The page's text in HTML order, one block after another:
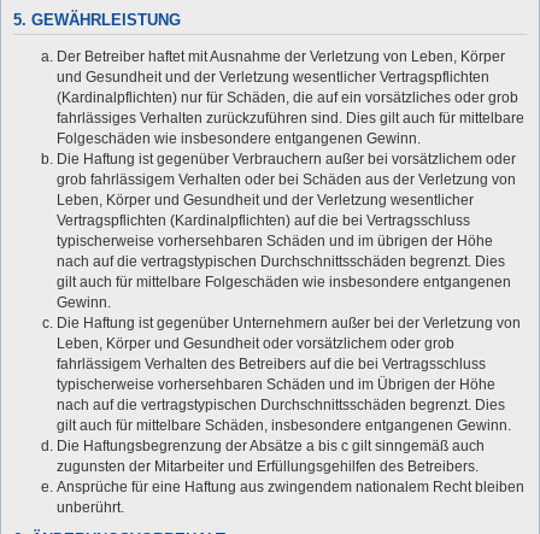
5. GEWÄHRLEISTUNG
Der Betreiber haftet mit Ausnahme der Verletzung von Leben, Körper
und Gesundheit und der Verletzung wesentlicher Vertragspflichten
(Kardinalpflichten) nur für Schäden, die auf ein vorsätzliches oder grob
fahrlässiges Verhalten zurückzuführen sind. Dies gilt auch für mittelbare
Folgeschäden wie insbesondere entgangenen Gewinn.
Die Haftung ist gegenüber Verbrauchern außer bei vorsätzlichem oder
grob fahrlässigem Verhalten oder bei Schäden aus der Verletzung von
Leben, Körper und Gesundheit und der Verletzung wesentlicher
Vertragspflichten (Kardinalpflichten) auf die bei Vertragsschluss
typischerweise vorhersehbaren Schäden und im übrigen der Höhe
nach auf die vertragstypischen Durchschnittsschäden begrenzt. Dies
gilt auch für mittelbare Folgeschäden wie insbesondere entgangenen
Gewinn.
Die Haftung ist gegenüber Unternehmern außer bei der Verletzung von
Leben, Körper und Gesundheit oder vorsätzlichem oder grob
fahrlässigem Verhalten des Betreibers auf die bei Vertragsschluss
typischerweise vorhersehbaren Schäden und im Übrigen der Höhe
nach auf die vertragstypischen Durchschnittsschäden begrenzt. Dies
gilt auch für mittelbare Schäden, insbesondere entgangenen Gewinn.
Die Haftungsbegrenzung der Absätze a bis c gilt sinngemäß auch
zugunsten der Mitarbeiter und Erfüllungsgehilfen des Betreibers.
Ansprüche für eine Haftung aus zwingendem nationalem Recht bleiben
unberührt.